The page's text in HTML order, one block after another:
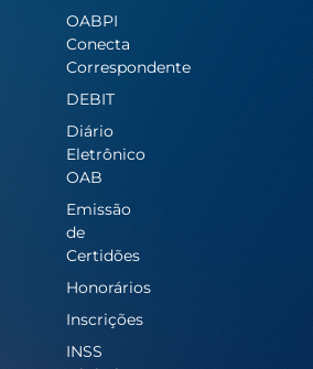
OABPI
Conecta
Correspondente
DEBIT
Diário
Eletrônico
OAB
Emissão
de
Certidões
Honorários
Inscrições
INSS